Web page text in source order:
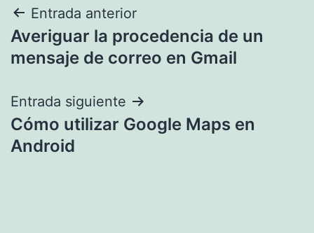
Navegación
de
Entrada anterior
Averiguar la procedencia de un
mensaje de correo en Gmail
Entrada siguiente
Cómo utilizar Google Maps en
Android